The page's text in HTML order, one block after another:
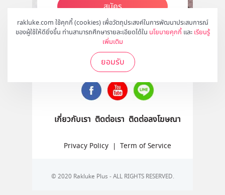
rakluke.com ใช้คุกกี้ (cookies) เพื่อวัตถุประสงค์ในการพัฒนาประสบการณ์
ของผู้ใช้ให้ดียิ่งขึ้น ท่านสามารถศึกษารายละเอียดได้ใน นโยบายคุกกี้ และ เรียนรู้
เพิ่มเติม
ยอมรับ
สมัคร
ติดตามเราได้ที่
เกี่ยวกับเรา ติดต่อเรา ติดต่อลงโฆษณา
Privacy Policy | Term of Service
© 2020 Rakluke Plus - ALL RIGHTS RESERVED.